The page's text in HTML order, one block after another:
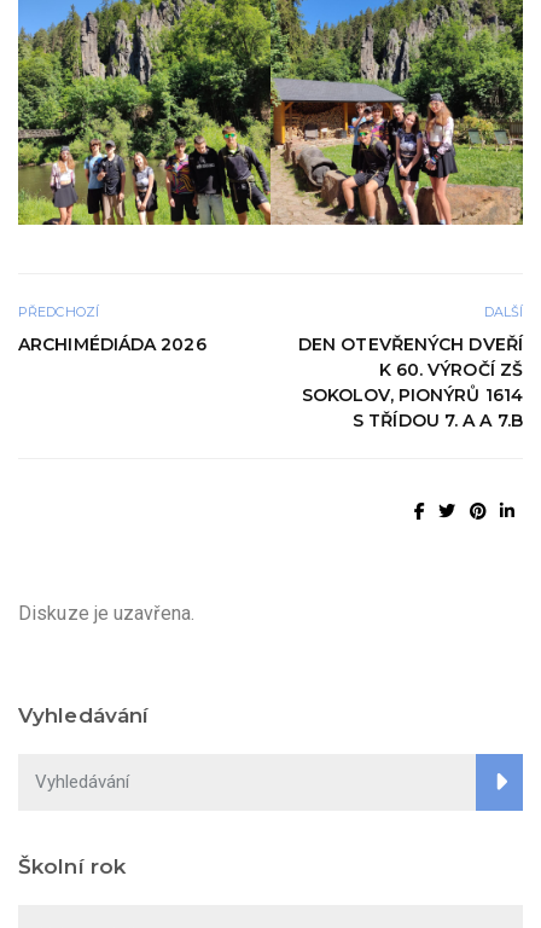
PŘEDCHOZÍ
ARCHIMÉDIÁDA 2026
DALŠÍ
DEN OTEVŘENÝCH DVEŘÍ
K 60. VÝROČÍ ZŠ
SOKOLOV, PIONÝRŮ 1614
S TŘÍDOU 7. A A 7.B
Diskuze je uzavřena.
Vyhledávání
Školní rok